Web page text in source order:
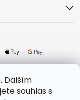
Dalším
souhlas s